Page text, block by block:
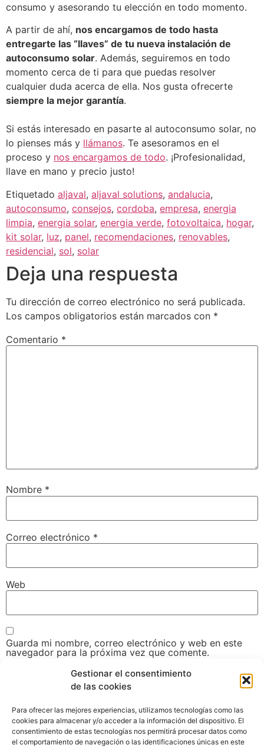
Gestionar el consentimiento
de las cookies
Para ofrecer las mejores experiencias, utilizamos tecnologías como las
cookies para almacenar y/o acceder a la información del dispositivo. El
consentimiento de estas tecnologías nos permitirá procesar datos como
el comportamiento de navegación o las identificaciones únicas en este
consumo y asesorando tu elección en todo momento.
A partir de ahí, nos encargamos de todo hasta
entregarte las “llaves” de tu nueva instalación de
autoconsumo solar. Además, seguiremos en todo
momento cerca de ti para que puedas resolver
cualquier duda acerca de ella. Nos gusta ofrecerte
siempre la mejor garantía.
Si estás interesado en pasarte al autoconsumo solar, no
lo pienses más y llámanos. Te asesoramos en el
proceso y nos encargamos de todo. ¡Profesionalidad,
llave en mano y precio justo!
Etiquetado aljaval, aljaval solutions, andalucia,
autoconsumo, consejos, cordoba, empresa, energia
limpia, energia solar, energia verde, fotovoltaica, hogar,
kit solar, luz, panel, recomendaciones, renovables,
residencial, sol, solar
Deja una respuesta
Tu dirección de correo electrónico no será publicada.
Los campos obligatorios están marcados con *
Comentario *
Nombre *
Correo electrónico *
Web
Guarda mi nombre, correo electrónico y web en este
navegador para la próxima vez que comente.